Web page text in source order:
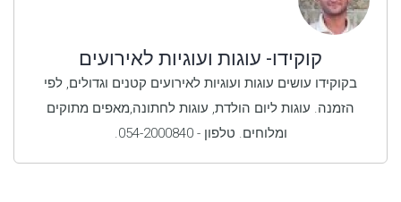
קוקידו- עוגות ועוגיות לאירועים
בקוקידו עושים עוגות ועוגיות לאירועים קטנים וגדולים, לפי
הזמנה. עוגות ליום הולדת, עוגות לחתונה,מאפים מתוקים
ומלוחים. טלפון - 054-2000840.